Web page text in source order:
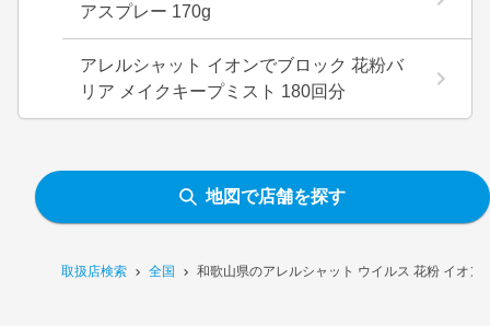
取扱店検索 全国 和歌山県のアレルシャット ウイルス 花粉 イオ
アスプレー 170g
アレルシャット イオンでブロック 花粉バ
リア メイクキープミスト 180回分
地図で店舗を探す